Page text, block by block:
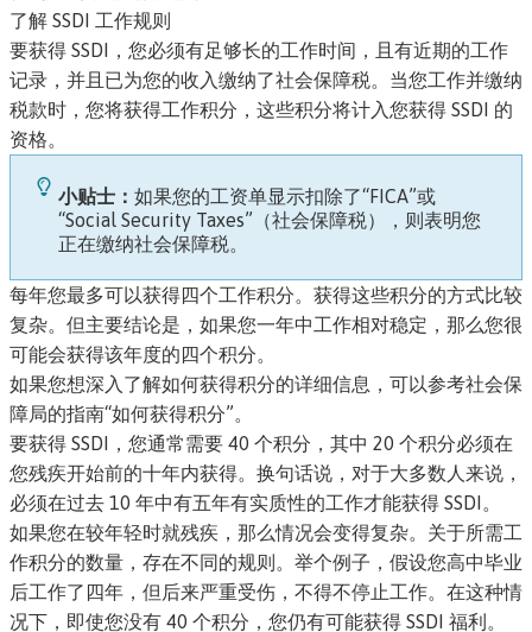
了解 SSDI 工作规则
要获得 SSDI，您必须有足够长的工作时间，且有近期的工作
记录，并且已为您的收入缴纳了社会保障税。当您工作并缴纳
税款时，您将获得工作积分，这些积分将计入您获得 SSDI 的
资格。
小贴士： 如果您的工资单显示扣除了“FICA”或
“Social Security Taxes”（社会保障税），则表明您
正在缴纳社会保障税。
每年您最多可以获得四个工作积分。获得这些积分的方式比较
复杂。但主要结论是，如果您一年中工作相对稳定，那么您很
可能会获得该年度的四个积分。
如果您想深入了解如何获得积分的详细信息，可以参考社会保
障局的指南“如何获得积分”。
要获得 SSDI，您通常需要 40 个积分，其中 20 个积分必须在
您残疾开始前的十年内获得。换句话说，对于大多数人来说，
必须在过去 10 年中有五年有实质性的工作才能获得 SSDI。
如果您在较年轻时就残疾，那么情况会变得复杂。关于所需工
作积分的数量，存在不同的规则。举个例子，假设您高中毕业
后工作了四年，但后来严重受伤，不得不停止工作。在这种情
况下，即使您没有 40 个积分，您仍有可能获得 SSDI 福利。